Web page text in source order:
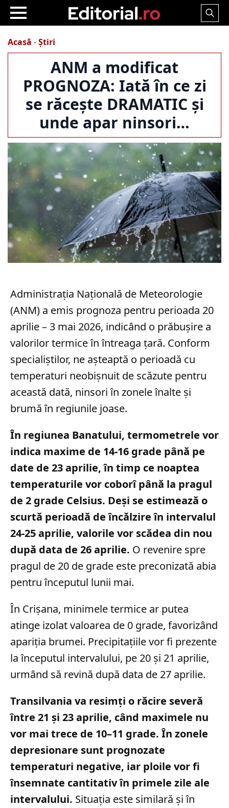
Search
Acasă -Știri
ANM a modificat
PROGNOZA: Iată în ce zi
se răcește DRAMATIC și
unde apar ninsori…
Administrația Națională de Meteorologie
(ANM) a emis prognoza pentru perioada 20
aprilie – 3 mai 2026, indicând o prăbușire a
valorilor termice în întreaga țară. Conform
specialiștilor, ne așteaptă o perioadă cu
temperaturi neobișnuit de scăzute pentru
această dată, ninsori în zonele înalte și
brumă în regiunile joase.
În regiunea Banatului, termometrele vor
indica maxime de 14-16 grade până pe
date de 23 aprilie, în timp ce noaptea
temperaturile vor coborî până la pragul
de 2 grade Celsius. Deși se estimează o
scurtă perioadă de încălzire în intervalul
24-25 aprilie, valorile vor scădea din nou
după data de 26 aprilie. O revenire spre
pragul de 20 de grade este preconizată abia
pentru începutul lunii mai.
În Crișana, minimele termice ar putea
atinge izolat valoarea de 0 grade, favorizând
apariția brumei. Precipitațiile vor fi prezente
la începutul intervalului, pe 20 și 21 aprilie,
urmând să revină după data de 27 aprilie.
Transilvania va resimți o răcire severă
între 21 și 23 aprilie, când maximele nu
vor mai trece de 10–11 grade. În zonele
depresionare sunt prognozate
temperaturi negative, iar ploile vor fi
însemnate cantitativ în primele zile ale
intervalului. Situația este similară și în